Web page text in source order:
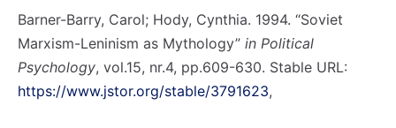
Barner-Barry, Carol; Hody, Cynthia. 1994. “Soviet
Marxism-Leninism as Mythology” in Political
Psychology, vol.15, nr.4, pp.609-630. Stable URL:
https://www.jstor.org/stable/3791623,